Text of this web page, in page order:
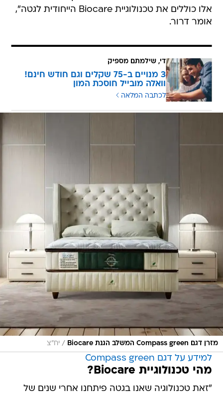
אלו כוללים את טכנולוגיית Biocare הייחודית לגטה",
אומר דרור.
די, שילמתם מספיק
3 מנויים ב-75 שקלים וגם חודש חינם!
וואלה מובייל חוסכת המון
לכתבה המלאה
מזרן דגם Compass green המשלב הגנת Biocare / יח"צ
למידע על דגם Compass green
מהי טכנולוגיית Biocare?
"זאת טכנולוגיה שאנו בגטה פיתחנו אחרי שנים של